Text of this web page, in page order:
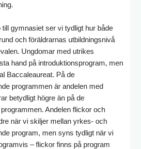
gymnasiet ser vi tydligt hur både
och föräldrarnas utbildningsnivå
Ungdomar med utrikes
hand på introduktionsprogram, men
Baccaleaureat. På de
programmen är andelen med
betydligt högre än på de
Andelen flickor och
när vi skiljer mellan yrkes- och
program, men syns tydligt när vi
– flickor finns på program